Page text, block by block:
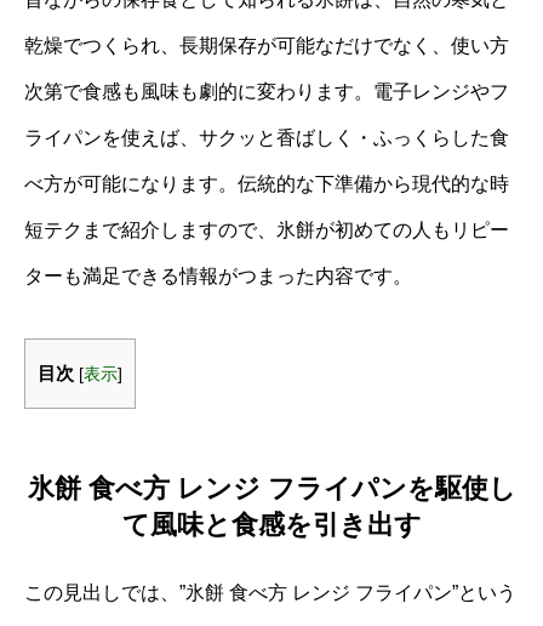
乾燥でつくられ、長期保存が可能なだけでなく、使い方
次第で食感も風味も劇的に変わります。電子レンジやフ
ライパンを使えば、サクッと香ばしく・ふっくらした食
べ方が可能になります。伝統的な下準備から現代的な時
短テクまで紹介しますので、氷餅が初めての人もリピー
ターも満足できる情報がつまった内容です。
目次 [表示]
氷餅 食べ方 レンジ フライパンを駆使し
て風味と食感を引き出す
この見出しでは、”氷餅 食べ方 レンジ フライパン”という